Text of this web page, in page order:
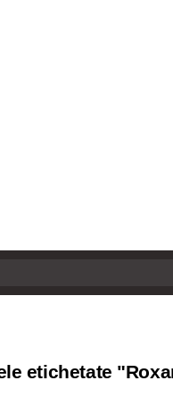
etichetate